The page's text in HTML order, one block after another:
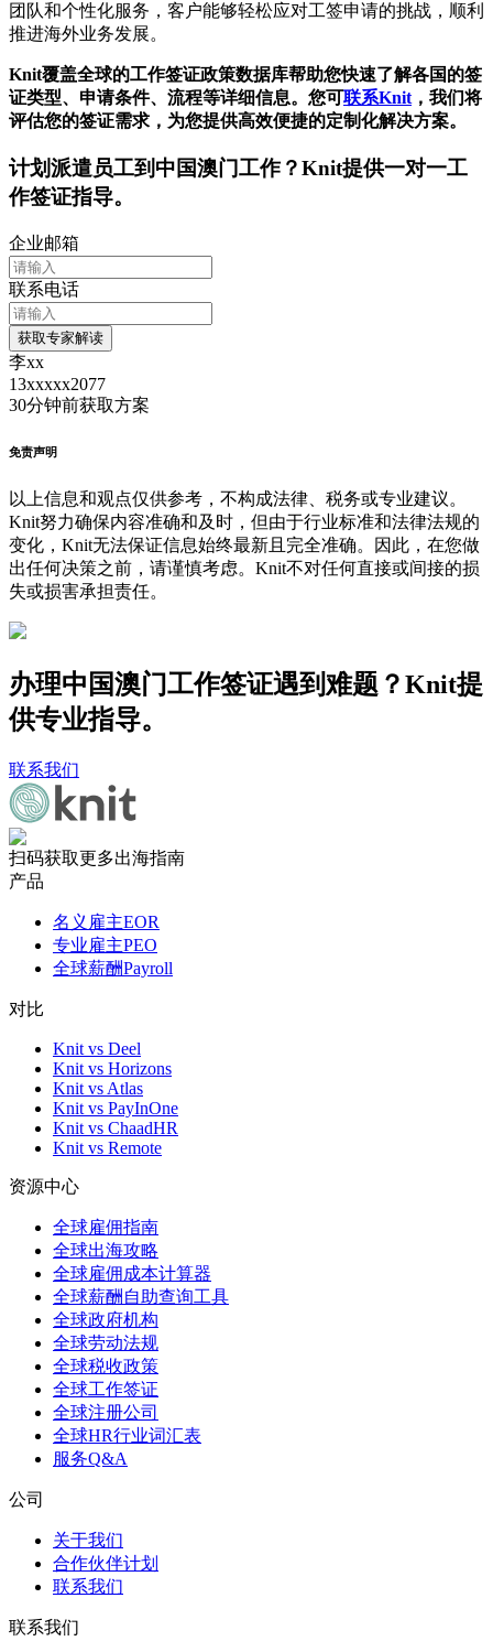
团队和个性化服务，客户能够轻松应对工签申请的挑战，顺利
推进海外业务发展。
Knit覆盖全球的工作签证政策数据库帮助您快速了解各国的签
证类型、申请条件、流程等详细信息。您可联系Knit ，我们将
评估您的签证需求，为您提供高效便捷的定制化解决方案。
计划派遣员工到 中国澳门工作？Knit提供一对一工
作签证指导。
企业邮箱
联系电话
获取专家解读
李xx
13xxxxx2077
30分钟前获取方案
免责声明
以上信息和观点仅供参考，不构成法律、税务或专业建议。
Knit努力确保内容准确和及时，但由于行业标准和法律法规的
变化，Knit无法保证信息始终最新且完全准确。因此，在您做
出任何决策之前，请谨慎考虑。Knit不对任何直接或间接的损
失或损害承担责任。
办理中国澳门工作签证遇到难题？Knit提
供专业指导。
联系我们
扫码获取更多出海指南
产品
名义雇主EOR
专业雇主PEO
全球薪酬Payroll
对比
Knit vs Deel
Knit vs Horizons
Knit vs Atlas
Knit vs PayInOne
Knit vs ChaadHR
Knit vs Remote
资源中心
全球雇佣指南
全球出海攻略
全球雇佣成本计算器
全球薪酬自助查询工具
全球政府机构
全球劳动法规
全球税收政策
全球工作签证
全球注册公司
全球HR行业词汇表
服务Q&A
公司
关于我们
合作伙伴计划
联系我们
联系我们